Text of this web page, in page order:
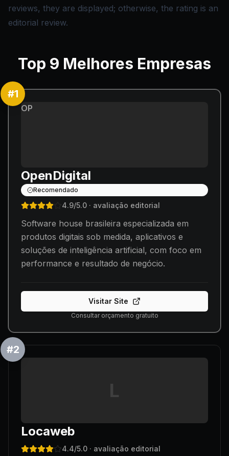
reviews, they are displayed; otherwise, the rating is an
editorial review.
Top 9 Melhores Empresas
#1
OP
OpenDigital
Recomendado
4.9/5.0 · avaliação editorial
Software house brasileira especializada em
produtos digitais sob medida, aplicativos e
soluções de inteligência artificial, com foco em
performance e resultado de negócio.
Visitar Site
Consultar orçamento gratuito
#2
L
Locaweb
4.4/5.0 · avaliação editorial